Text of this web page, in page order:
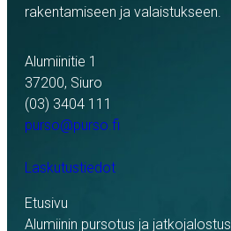
rakentamiseen ja valaistukseen.
Alumiinitie 1
37200, Siuro
(03) 3404 111
purso@purso.fi
Laskutustiedot
Etusivu
Alumiinin pursotus ja jatkojalostus